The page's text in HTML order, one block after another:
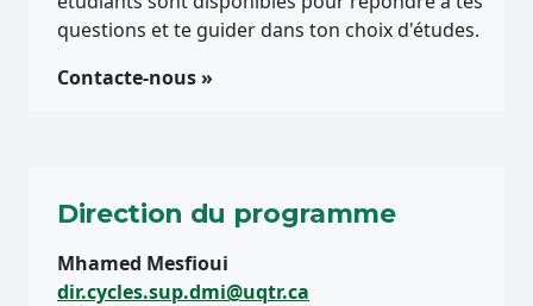
questions et te guider dans ton choix d'études.
Contacte-nous »
Direction du programme
Mhamed Mesfioui
dir.cycles.sup.dmi@uqtr.ca